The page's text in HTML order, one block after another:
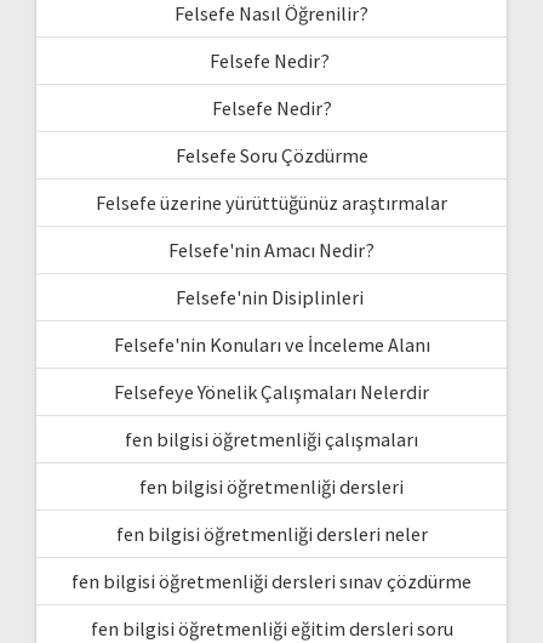
Felsefe Nasıl Öğrenilir?
Felsefe Nedir?
Felsefe Nedir?
Felsefe Soru Çözdürme
Felsefe üzerine yürüttüğünüz araştırmalar
Felsefe'nin Amacı Nedir?
Felsefe'nin Disiplinleri
Felsefe'nin Konuları ve İnceleme Alanı
Felsefeye Yönelik Çalışmaları Nelerdir
fen bilgisi öğretmenliği çalışmaları
fen bilgisi öğretmenliği dersleri
fen bilgisi öğretmenliği dersleri neler
fen bilgisi öğretmenliği dersleri sınav çözdürme
fen bilgisi öğretmenliği eğitim dersleri soru